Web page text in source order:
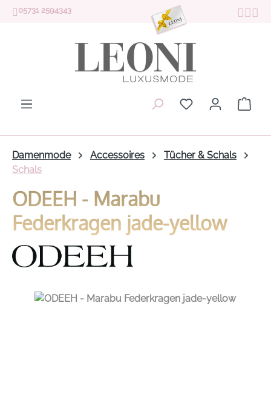
Zum Hauptinhalt springen
05731 2594343
Du hast 0
Damenmode Accessoires
Tücher & Schals
Schals
ODEEH - Marabu
Federkragen jade-yellow